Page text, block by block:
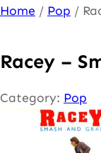
Ga
de
inhoud
Home / Pop /
Racey –
Category: Pop